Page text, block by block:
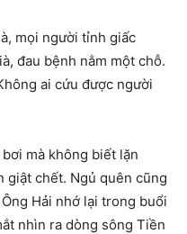
mọi người tỉnh giấc
đau bệnh nằm một chỗ.
ai cứu được người
mà không biết lặn
giật chết. Ngủ quên cũng
Hải nhớ lại trong buổi
nhìn ra dòng sông Tiền